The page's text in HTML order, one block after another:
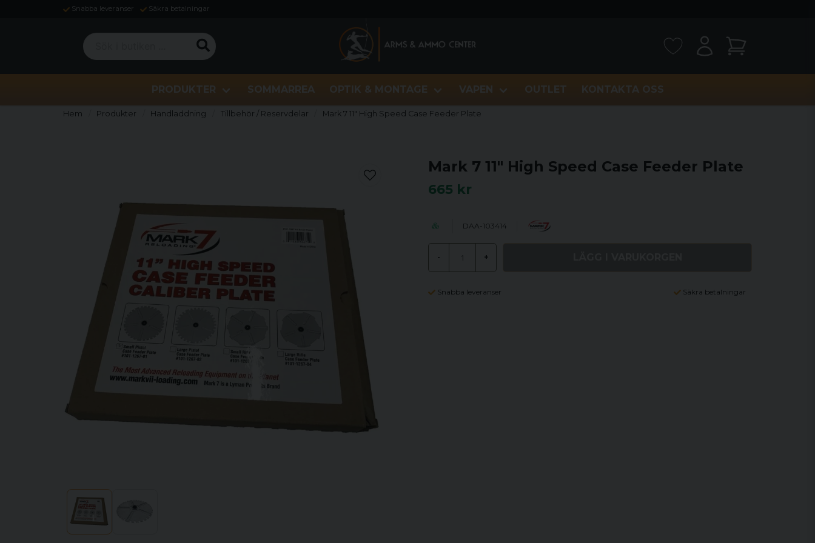
Snabba leveranser Säkra betalningar
Sök i butiken ...
PRODUKTER SOMMARREA OPTIK & MONTAGE VAPEN OUTLET KONTAKTA OSS
Hem Produkter Handladdning Tillbehör / Reservdelar Mark 7 11" High Speed Case Feeder Plate
Mark 7 11" High Speed Case Feeder Plate
665 kr
DAA-103414
- +
Snabba leveranser Säkra betalningar